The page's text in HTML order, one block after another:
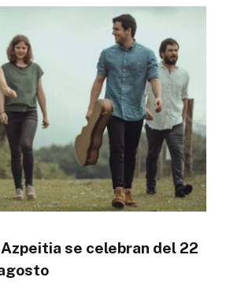
se celebran del 22